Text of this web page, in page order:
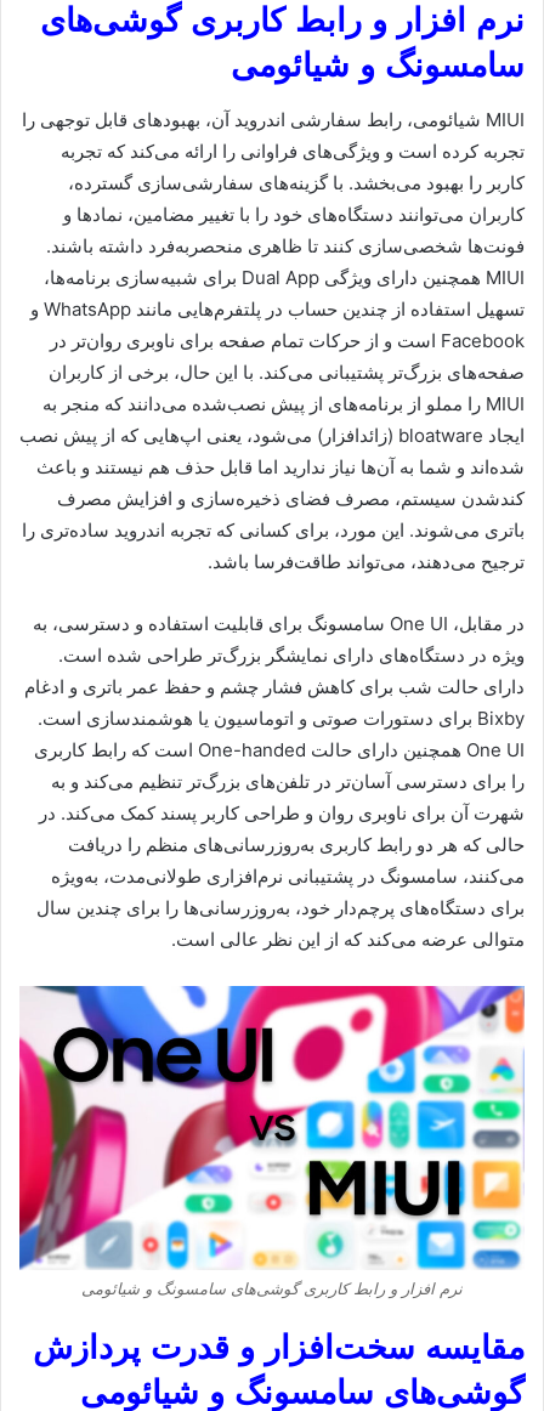
نرم افزار و رابط کاربری گوشی‌های
سامسونگ و شیائومی
MIUI شیائومی، رابط سفارشی اندروید آن، بهبودهای قابل توجهی را
تجربه کرده است و ویژگی‌های فراوانی را ارائه می‌کند که تجربه
کاربر را بهبود می‌بخشد. با گزینه‌های سفارشی‌سازی گسترده،
کاربران می‌توانند دستگاه‌های خود را با تغییر مضامین، نمادها و
فونت‌ها شخصی‌سازی کنند تا ظاهری منحصربه‌فرد داشته باشند.
MIUI همچنین دارای ویژگی Dual App برای شبیه‌سازی برنامه‌ها،
تسهیل استفاده از چندین حساب در پلتفرم‌هایی مانند WhatsApp و
Facebook است و از حرکات تمام صفحه برای ناوبری روان‌تر در
صفحه‌های بزرگ‌تر پشتیبانی می‌کند. با این حال، برخی از کاربران
MIUI را مملو از برنامه‌های از پیش نصب‌شده می‌دانند که منجر به
ایجاد bloatware (زائدافزار) می‌شود، یعنی اپ‌هایی که از پیش نصب
شده‌اند و شما به آن‌ها نیاز ندارید اما قابل حذف هم نیستند و باعث
کندشدن سیستم، مصرف فضای ذخیره‌سازی و افزایش مصرف
باتری می‌شوند. این مورد، برای کسانی که تجربه اندروید ساده‌تری را
ترجیح می‌دهند، می‌تواند طاقت‌فرسا باشد.
در مقابل، One UI سامسونگ برای قابلیت استفاده و دسترسی، به
ویژه در دستگاه‌های دارای نمایشگر بزرگ‌تر طراحی شده است.
دارای حالت شب برای کاهش فشار چشم و حفظ عمر باتری و ادغام
Bixby برای دستورات صوتی و اتوماسیون یا هوشمندسازی است.
One UI همچنین دارای حالت One-handed است که رابط کاربری
را برای دسترسی آسان‌تر در تلفن‌های بزرگ‌تر تنظیم می‌کند و به
شهرت آن برای ناوبری روان و طراحی کاربر پسند کمک می‌کند. در
حالی که هر دو رابط کاربری به‌روزرسانی‌های منظم را دریافت
می‌کنند، سامسونگ در پشتیبانی نرم‌افزاری طولانی‌مدت، به‌ویژه
برای دستگاه‌های پرچم‌دار خود، به‌روزرسانی‌ها را برای چندین سال
متوالی عرضه می‌کند که از این نظر عالی است.
نرم افزار و رابط کاربری گوشی‌های سامسونگ و شیائومی
مقایسه سخت‌افزار و قدرت پردازش
گوشی‌های سامسونگ و شیائومی